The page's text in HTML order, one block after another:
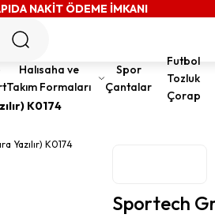
NAKİT ÖDEME İMKANI
Halısaha ve
Takım Formaları
Spor
Çantalar
Futbol
Tozluk
Çorap
K0174
Sportech